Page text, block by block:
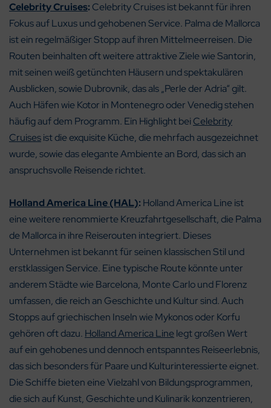
Celebrity Cruises: Celebrity Cruises ist bekannt für ihren
Fokus auf Luxus und gehobenen Service. Palma de Mallorca
ist ein regelmäßiger Stopp auf ihren Mittelmeerreisen. Die
Routen beinhalten oft weitere attraktive Ziele wie Santorin,
mit seinen weiß getünchten Häusern und spektakulären
Ausblicken, sowie Dubrovnik, das als „Perle der Adria“ gilt.
Auch Häfen wie Kotor in Montenegro oder Venedig stehen
häufig auf dem Programm. Ein Highlight bei Celebrity
Cruisesist die exquisite Küche, die mehrfach ausgezeichnet
wurde, sowie das elegante Ambiente an Bord, das sich an
anspruchsvolle Reisende richtet.
Holland America Line (HAL): Holland America Line ist
eine weitere renommierte Kreuzfahrtgesellschaft, die Palma
de Mallorca in ihre Reiserouten integriert. Dieses
Unternehmen ist bekannt für seinen klassischen Stil und
erstklassigen Service. Eine typische Route könnte unter
anderem Städte wie Barcelona, Monte Carlo und Florenz
umfassen, die reich an Geschichte und Kultur sind. Auch
Stopps auf griechischen Inseln wie Mykonos oder Korfu
gehören oft dazu. Holland America Linelegt großen Wert
auf ein gehobenes und dennoch entspanntes Reiseerlebnis,
das sich besonders für Paare und Kulturinteressierte eignet.
Die Schiffe bieten eine Vielzahl von Bildungsprogrammen,
die sich auf Kunst, Geschichte und Kulinarik konzentrieren,